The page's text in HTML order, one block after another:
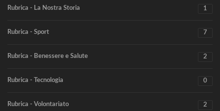
Rubrica - La Nostra Storia 1
Rubrica - Sport 7
Rubrica - Benessere e Salute 2
Rubrica - Tecnologia 0
Rubrica - Volontariato 2